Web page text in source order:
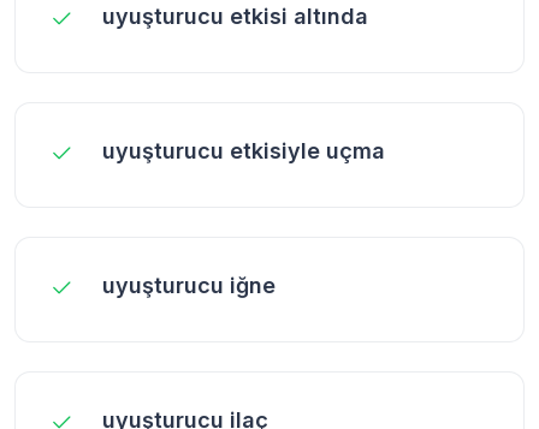
uyuşturucu etkisi altında
uyuşturucu etkisiyle uçma
uyuşturucu iğne
uyuşturucu ilaç